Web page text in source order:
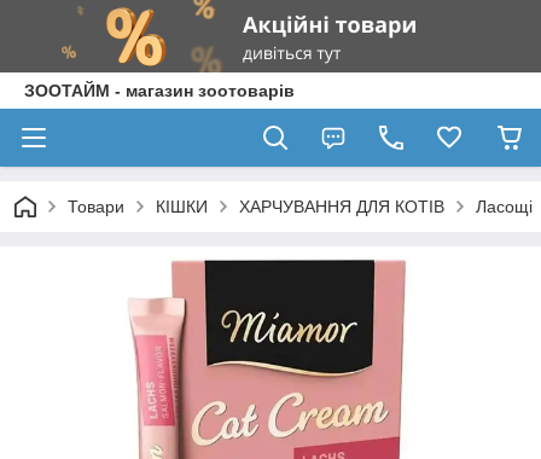
ЗООТАЙМ - магазин зоотоварів
Товари КІШКИ ХАРЧУВАННЯ ДЛЯ КОТІВ Ласощі